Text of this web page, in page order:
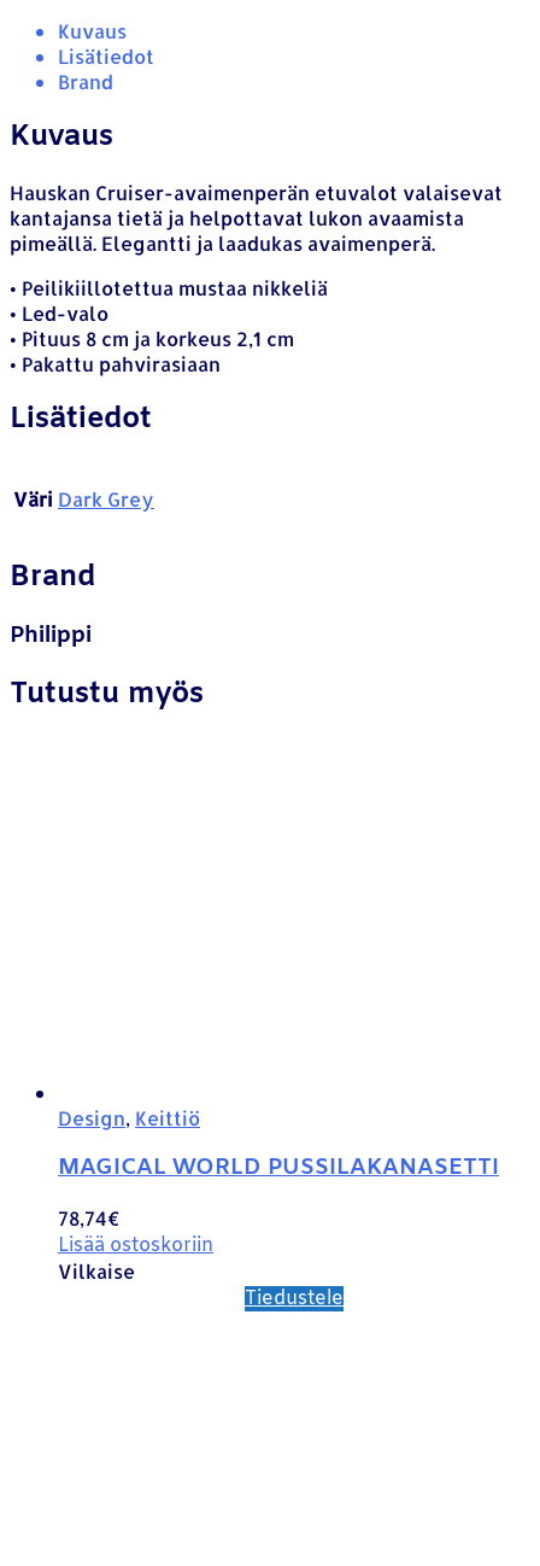
Kuvaus
Lisätiedot
Brand
Kuvaus
Hauskan Cruiser-avaimenperän etuvalot valaisevat
kantajansa tietä ja helpottavat lukon avaamista
pimeällä. Elegantti ja laadukas avaimenperä.
• Peilikiillotettua mustaa nikkeliä
• Led-valo
• Pituus 8 cm ja korkeus 2,1 cm
• Pakattu pahvirasiaan
Lisätiedot
Väri Dark Grey
Brand
Philippi
Tutustu myös
Design, Keittiö
MAGICAL WORLD PUSSILAKANASETTI
78,74€
Lisää ostoskoriin
Vilkaise
Tiedustele